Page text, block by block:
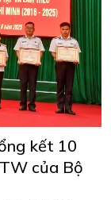
kết 10
của Bộ